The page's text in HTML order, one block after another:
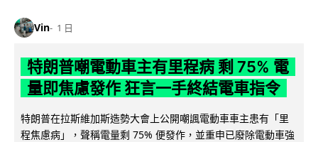
Vin 1 日
特朗普嘲電動車主有里程病 剩 75% 電
量即焦慮發作 狂言一手終結電車指令
特朗普在拉斯維加斯造勢大會上公開嘲諷電動車車主患有「里
程焦慮病」，聲稱電量剩 75% 便發作，並重申已廢除電動車強